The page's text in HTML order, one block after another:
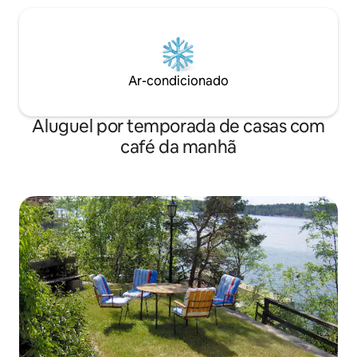
Ar-condicionado
Aluguel por temporada de casas com
café da manhã